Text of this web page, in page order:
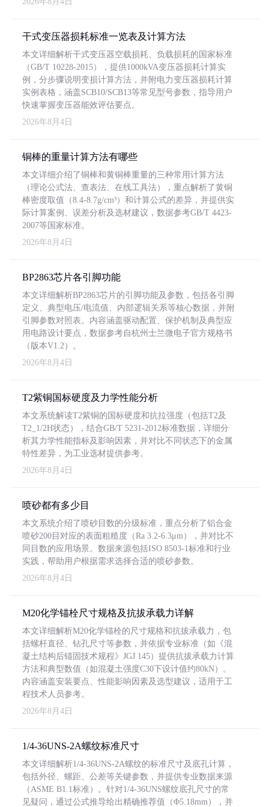
干式变压器损耗标准一览表及计算方法
本文详细解析干式变压器空载损耗、负载损耗的国家标准
（GB/T 10228-2015），提供1000kVA变压器损耗计算实
例，分步骤说明变损计算方法，并附电力变压器损耗计算
实例表格，涵盖SCB10/SCB13等常见型号参数，指导用户
快速掌握变压器能效评估要点。
2026年8月4日
铜棒的重量计算方法有哪些
本文详细介绍了铜棒和黄铜棒重量的三种常用计算方法
（理论公式法、查表法、在线工具法），重点解析了黄铜
棒密度取值（8.4-8.7g/cm³）和计算公式的差异，并提供实
际计算案例、误差分析及选材建议，数据参考GB/T 4423-
2007等国家标准。
2026年8月4日
BP2863芯片各引脚功能
本文详细解析BP2863芯片的引脚功能及参数，包括各引脚
定义、典型电压/电流值、内部逻辑关系等核心数据，并附
引脚参数对照表。内容涵盖驱动配置、保护机制及典型应
用电路设计要点，数据参考自杭州士兰微电子官方规格书
（版本V1.2）。
2026年8月4日
T2紫铜国标硬度及力学性能分析
本文系统解读T2紫铜的国标硬度和抗拉强度（包括T2及
T2_1/2H状态），结合GB/T 5231-2012标准数据，详细分
析其力学性能指标及影响因素，并对比不同状态下的金属
特性差异，为工业选材提供参考。
2026年8月4日
喷砂都有多少目
本文系统介绍了喷砂目数的分级标准，重点分析了铝合金
喷砂200目对应的表面粗糙度（Ra 3.2-6.3μm），并对比不
同目数的应用场景。数据来源包括ISO 8503-1标准和行业
实践，帮助用户根据需求选择合适的喷砂参数。
2026年8月4日
M20化学锚栓尺寸规格及抗拔承载力详解
本文详细解析M20化学锚栓的尺寸规格和抗拔承载力，包
括螺杆直径、钻孔尺寸等参数，并依据专业标准（如《混
凝土结构后锚固技术规程》JGJ 145）提供抗拔承载力计算
方法和典型数值（如混凝土强度C30下设计值约80kN）。
内容涵盖安装要点、性能影响因素及选型建议，适用于工
程技术人员参考。
2026年8月4日
1/4-36UNS-2A螺纹标准尺寸
本文详细解析1/4-36UNS-2A螺纹的标准尺寸及底孔计算，
包括外径、螺距、公差等关键参数，并提供专业数据来源
（ASME B1.1标准）。针对1/4-36UNS螺纹底孔尺寸的常
见疑问，通过公式推导给出精确推荐值（Φ5.18mm），并